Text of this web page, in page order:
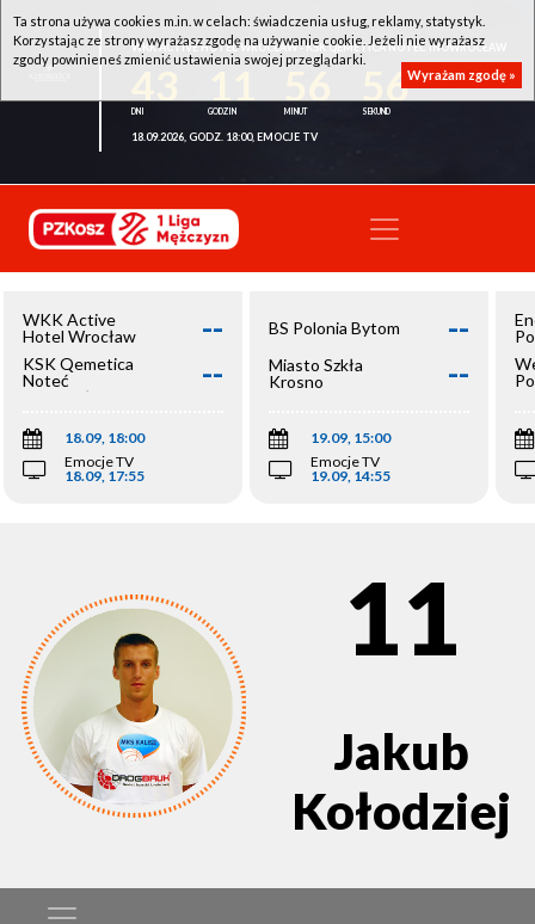
WKK ACTIVE HOTEL WROCŁAW - KSK QEMETICA NOTEĆ INOWROCŁAW
55
18.09.2026, GODZ. 18:00, EMOCJE TV
WKK Active
Hotel Wrocław
--
KSK Qemetica
Noteć
Inowrocław
--
18.09, 18:00
Emocje TV
18.09, 17:55
BS Polonia Bytom --
Miasto Szkła
Krosno
--
19.09, 15:00
Emocje TV
19.09, 14:55
11
Jakub
Kołodziej
Ta strona używa cookies m.in. w celach: świadczenia usług, reklamy, statystyk.
Korzystając ze strony wyrażasz zgodę na używanie cookie. Jeżeli nie wyrażasz
zgody powinieneś zmienić ustawienia swojej przeglądarki.
Wyrażam zgodę »